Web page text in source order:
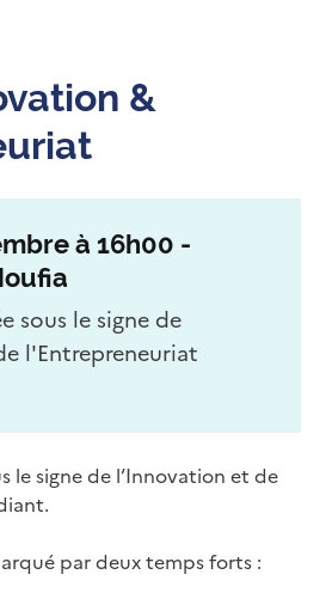
&
à 16h00 -
sous le signe de
l'Entrepreneuriat
le signe de l’Innovation et de
par deux temps forts :